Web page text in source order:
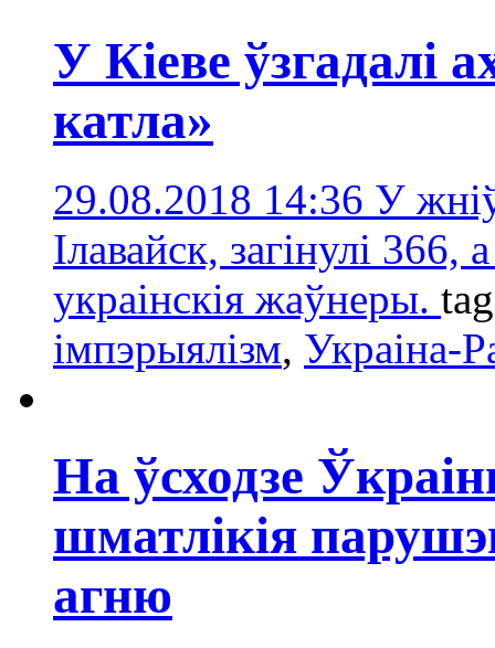
У Кіеве ўзгадалі
катла»
29.08.2018 14:36 У
Ілавайск, загінулі 366,
украінскія жаўнеры.
імпэрыялізм, Украіна-
На ўсходзе
шматлікія
агню